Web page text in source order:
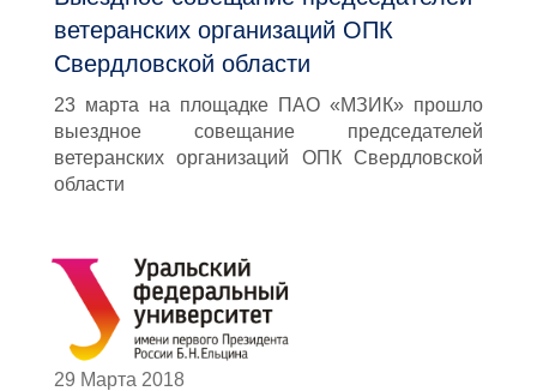
ветеранских организаций ОПК
Свердловской области
23 марта на площадке ПАО «МЗИК» прошло
выездное совещание председателей
ветеранских организаций ОПК Свердловской
области
29 Марта 2018